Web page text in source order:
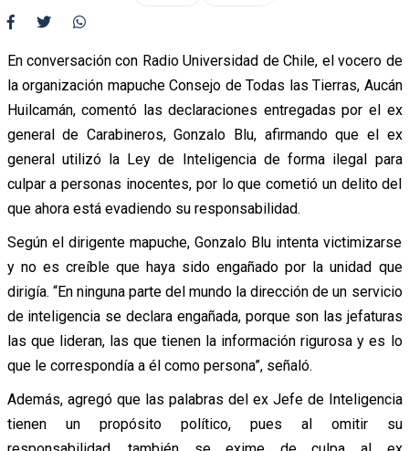
En conversación con Radio Universidad de Chile, el vocero de
la organización mapuche Consejo de Todas las Tierras, Aucán
Huilcamán, comentó las declaraciones entregadas por el ex
general de Carabineros, Gonzalo Blu, afirmando que el ex
general utilizó la Ley de Inteligencia de forma ilegal para
culpar a personas inocentes, por lo que cometió un delito del
que ahora está evadiendo su responsabilidad.
Según el dirigente mapuche, Gonzalo Blu intenta victimizarse
y no es creíble que haya sido engañado por la unidad que
dirigía. “En ninguna parte del mundo la dirección de un servicio
de inteligencia se declara engañada, porque son las jefaturas
las que lideran, las que tienen la información rigurosa y es lo
que le correspondía a él como persona”, señaló.
Además, agregó que las palabras del ex Jefe de Inteligencia
tienen un propósito político, pues al omitir su